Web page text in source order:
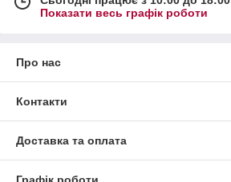
Показати весь графік роботи
Про нас
Контакти
Доставка та оплата
Графік роботи